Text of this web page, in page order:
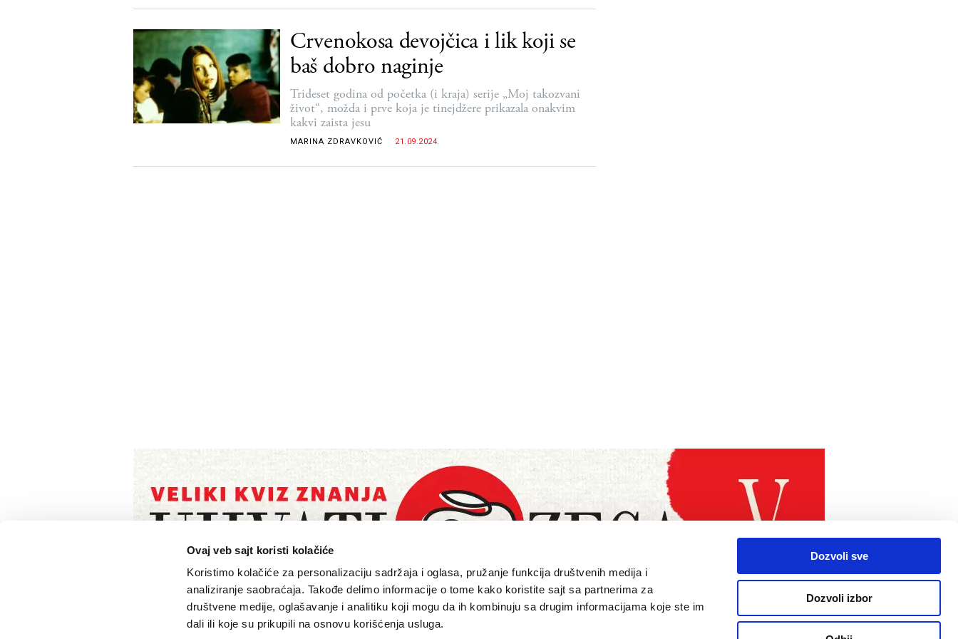
Ovaj veb sajt koristi kolačiće
Koristimo kolačiće za personalizaciju sadržaja i oglasa, pružanje funkcija društvenih medija i
analiziranje saobraćaja. Takođe delimo informacije o tome kako koristite sajt sa partnerima za
društvene medije, oglašavanje i analitiku koji mogu da ih kombinuju sa drugim informacijama koje ste im
dali ili koje su prikupili na osnovu korišćenja usluga.
Dozvoli sve
Dozvoli izbor
Crvenokosa devojčica i lik koji se
baš dobro naginje
Trideset godina od početka (i kraja) serije „Moj takozvani
život“, možda i prve koja je tinejdžere prikazala onakvim
kakvi zaista jesu
MARINA ZDRAVKOVIĆ 21.09.2024.